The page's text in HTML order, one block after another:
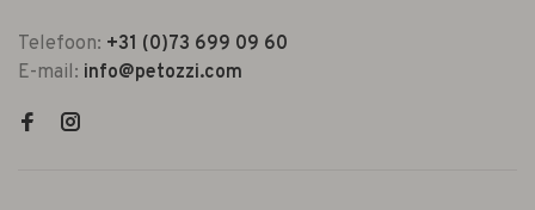
Telefoon: +31 (0)73 699 09 60
E-mail: info@petozzi.com